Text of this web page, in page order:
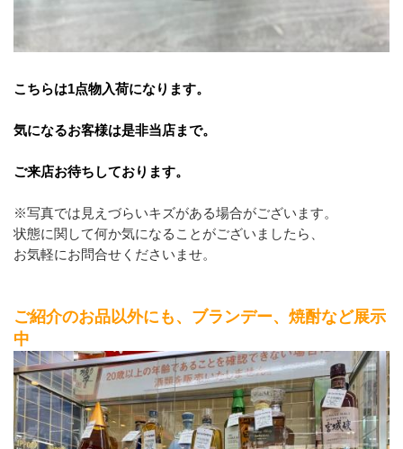
こちらは1点物入荷になります。
気になるお客様は是非当店まで。
ご来店お待ちしております。
※写真では見えづらいキズがある場合がございます。
状態に関して何か気になることがございましたら、
お気軽にお問合せくださいませ。
ご紹介のお品以外にも、ブランデー、焼酎など展示
中